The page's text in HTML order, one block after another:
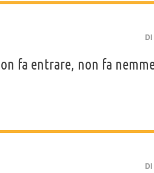
fa entrare, non fa